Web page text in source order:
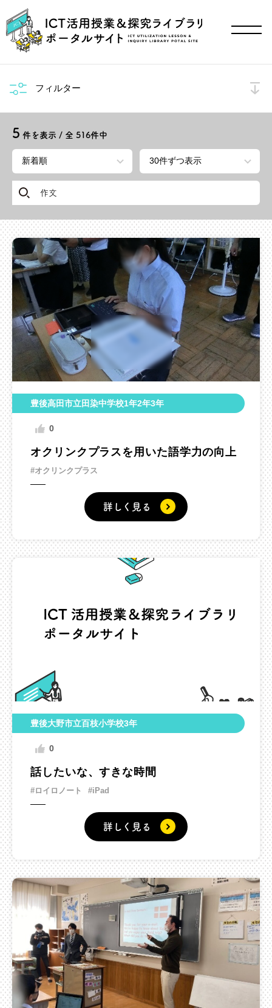
フィルター
5 件を表示 / 全 516件中
豊後高田市立田染中学校1年2年3年
0
オクリンクプラスを用いた語学力の向上
#オクリンクプラス
詳しく見る
豊後大野市立百枝小学校3年
0
話したいな、すきな時間
#ロイロノート #iPad
詳しく見る